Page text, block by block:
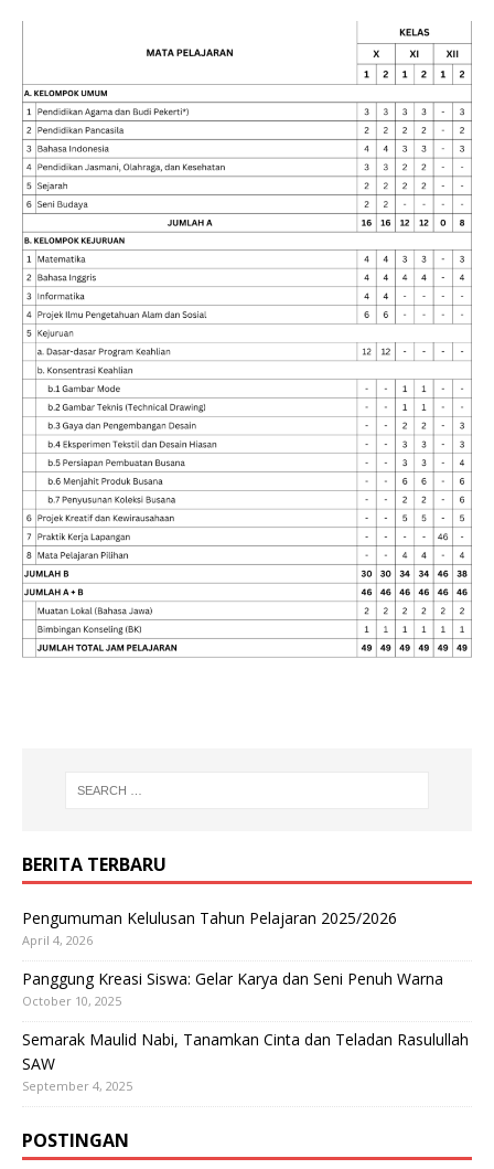
BERITA TERBARU
Pengumuman Kelulusan Tahun Pelajaran 2025/2026
April 4, 2026
Panggung Kreasi Siswa: Gelar Karya dan Seni Penuh Warna
October 10, 2025
Semarak Maulid Nabi, Tanamkan Cinta dan Teladan Rasulullah
SAW
September 4, 2025
POSTINGAN